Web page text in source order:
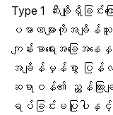
Type 1 ဆီးချိုရှိခြင်
ပမာဏများကိုအချိ
ကျန်းမာရေးအခြေအ
အချိန်မှန်စွာ ပြန်
ဆရာဝန်၏ ညွှန်ကြားခ
ရပ်ခြင်းမပြုပါနှ